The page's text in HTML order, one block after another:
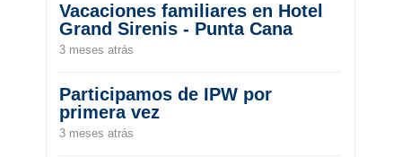
Vacaciones familiares en Hotel
Grand Sirenis - Punta Cana
3 meses atrás
Participamos de IPW por
primera vez
3 meses atrás